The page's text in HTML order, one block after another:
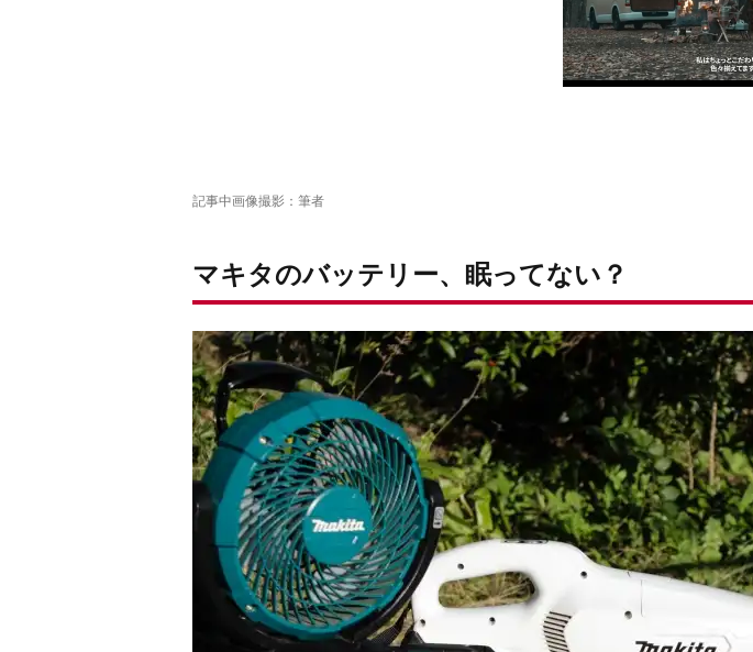
記事中画像撮影：筆者
マキタのバッテリー、眠ってない？